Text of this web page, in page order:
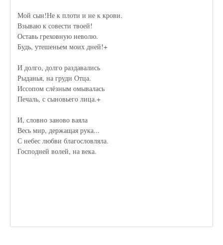
Мой сын!Не к плоти и не к крови.
Взываю к совести твоей!
Оставь греховную неволю.
Будь, утешеньем моих дней!+
И долго, долго раздавались
Рыданья, на груди Отца.
Иссопом слёзным омывалась
Печаль, с сыновьего лица.+
И, словно заново ваяла
Весь мир, держащая рука...
С небес любви благословляла.
Господней волей, на века.